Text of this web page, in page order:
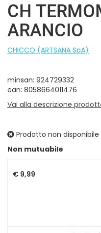
CH
ARANCIO
CHICCO (ARTSANA SpA)
minsan: 924729332
ean: 8058664011476
Vai alla descrizione
Prodotto non disponibile
Non mutuabile
Prezzo
€ 9,99